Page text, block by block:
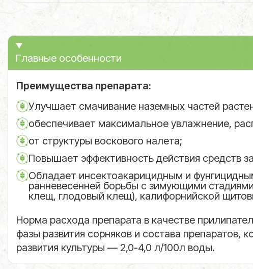
Главные особенности
Преимущества препарата:
Улучшает смачивание наземных частей
обеспечивает максимальное увлажнение,
от структуры воскового налета;
Повышает эффективность действия средств
Обладает инсектоакарицидным и
ранневесенней борьбы с зимующими
клещ, глодовый клещ), калифорнийской
Норма расхода препарата в качестве
фазы развития сорняков и состава препаратов,
развития культуры — 2,0-4,0 л/100л воды.